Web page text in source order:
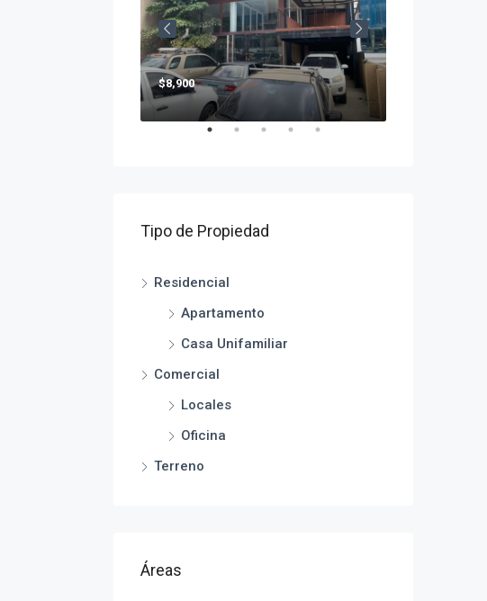
$8,900
Tipo de Propiedad
Residencial
Apartamento
Casa Unifamiliar
Comercial
Locales
Oficina
Terreno
Áreas